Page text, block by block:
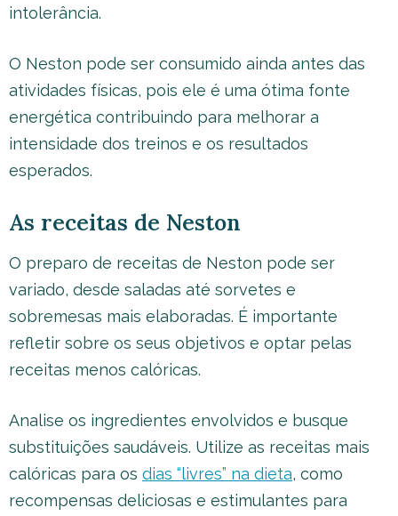
intolerância.
O Neston pode ser consumido ainda antes das
atividades físicas, pois ele é uma ótima fonte
energética contribuindo para melhorar a
intensidade dos treinos e os resultados
esperados.
As receitas de Neston
O preparo de receitas de Neston pode ser
variado, desde saladas até sorvetes e
sobremesas mais elaboradas. É importante
refletir sobre os seus objetivos e optar pelas
receitas menos calóricas.
Analise os ingredientes envolvidos e busque
substituições saudáveis. Utilize as receitas mais
calóricas para os dias “livres” na dieta, como
recompensas deliciosas e estimulantes para